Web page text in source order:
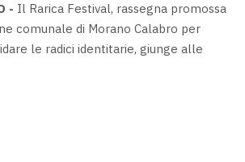
- Il Rarica Festival, rassegna promossa
comunale di Morano Calabro per
le radici identitarie, giunge alle